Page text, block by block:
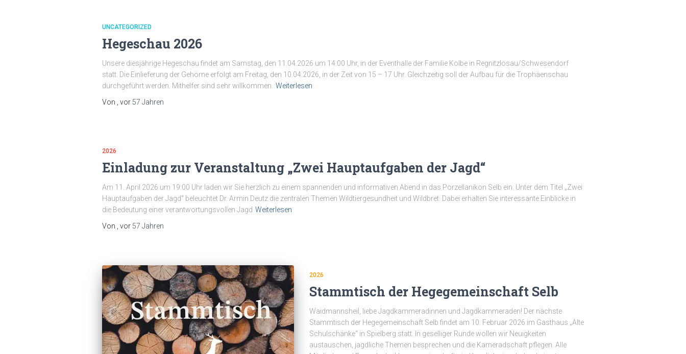
UNCATEGORIZED
Hegeschau 2026
Unsere diesjährige Hegeschau findet am Samstag, den 11.04.2026 um 14:00 Uhr, in der Eventhalle der Familie Kolbe in Regnitzlosau/Schwesendorf
statt. Die Einlieferung der Gehörne erfolgt am Freitag, den 10.04.2026, in der Zeit von 15 – 17 Uhr. Gleichzeitig soll der Aufbau für die Trophäenschau
durchgeführt werden. Mithelfer sind sehr willkommen. Weiterlesen
Von
, vor 57 Jahren
2026
Einladung zur Veranstaltung „Zwei Hauptaufgaben der Jagd“
Am 11. April 2026 um 19:00 Uhr laden wir Sie herzlich zu einem spannenden und informativen Abend in das Porzellanikon Selb ein. Unter dem Titel „Zwei
Hauptaufgaben der Jagd“ beleuchtet Dr. Armin Deutz die zentralen Themen Wildtiergesundheit und Wildbret. Dabei erhalten Sie interessante Einblicke in
die Bedeutung einer verantwortungsvollen Jagd Weiterlesen
Von
, vor 57 Jahren
2026
Stammtisch der Hegegemeinschaft Selb
Waidmannsheil, liebe Jagdkammeradinnen und Jagdkammeraden! Der nächste
Stammtisch der Hegegemeinschaft Selb findet am 10. Februar 2026 im Gasthaus „Alte
Schulschänke“ in Spielberg statt. In geselliger Runde wollen wir Neuigkeiten
austauschen, jagdliche Themen besprechen und die Kameradschaft pflegen. Alle